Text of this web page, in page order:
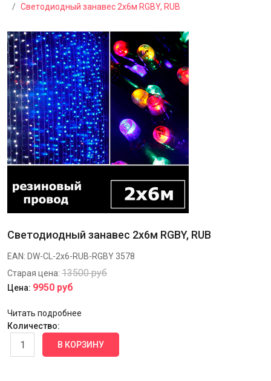
Светодиодный занавес 2х6м RGBY, RUB
Светодиодный занавес 2х6м RGBY, RUB
EAN: DW-CL-2x6-RUB-RGBY 3578
Старая цена: 13500 руб
Цена: 9950 руб
Читать подробнее
Количество: